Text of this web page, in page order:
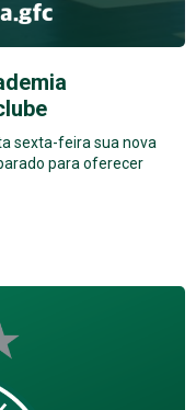
sexta-feira sua nova
para oferecer